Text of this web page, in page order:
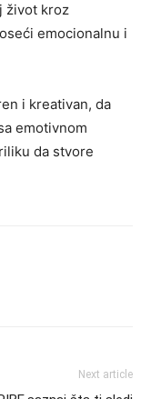
život kroz
emocionalnu i
i kreativan, da
emotivnom
da stvore
Next article